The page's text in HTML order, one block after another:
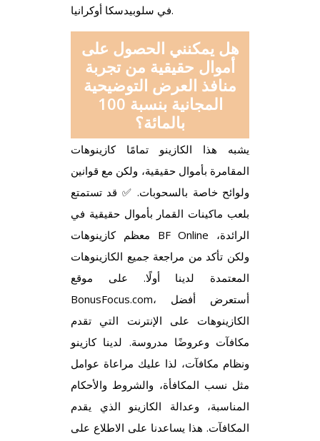
في سلوبيدسكا أوكرانيا.
هل يمكنني الحصول على
أموال حقيقية من تجربة
منافذ العرض التوضيحية
المجانية بنسبة 100
بالمائة؟
يشبه هذا الكازينو تمامًا كازينوهات
المقامرة بأموال حقيقية، ولكن مع قوانين
ولوائح خاصة بالسحوبات. ✅ قد تستمتع
بلعب ماكينات القمار بأموال حقيقية في
معظم كازينوهات BF Online الرائدة،
ولكن تأكد من مراجعة جميع الكازينوهات
المعتمدة لدينا أولًا. على موقع
BonusFocus.com، أستعرض أفضل
الكازينوهات على الإنترنت التي تقدم
مكافآت وعروضًا مدروسة. لدينا كازينو
ونظام مكافآت، لذا عليك مراعاة عوامل
مثل نسب المكافأة، والشروط والأحكام
المناسبة، وعدالة الكازينو الذي يقدم
المكافآت. هذا يساعدنا على الاطلاع على